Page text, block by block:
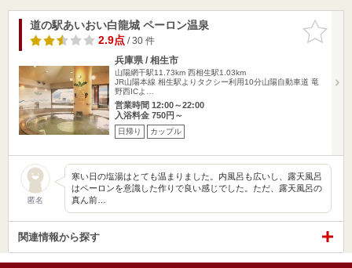
お気に入
りに追加
道の駅あいおい白龍城 ペーロン温泉
2.9点/ 30 件
兵庫県 / 相生市
山陽網干駅11.73km 西相生駅1.03km
JR山陽本線 相生駅よりタクシー利用10分山陽自動車道 竜
野西ICよ…
営業時間 12:00～22:00
入浴料金 750円～
日帰り カップル
匿名
寒い日の塩湯はとても温まりました。内風呂も広いし、露天風呂
はペーロンを意識した作りで良い感じでした。ただ、露天風呂の
真ん前…
関連情報から探す